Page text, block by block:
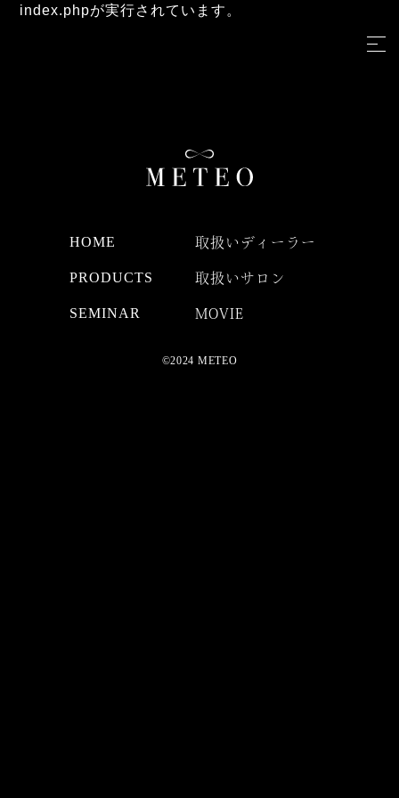
index.phpが実行されています。
HOME
PRODUCTS
SEMINAR
取扱いディーラー
取扱いサロン
MOVIE
©2024 METEO